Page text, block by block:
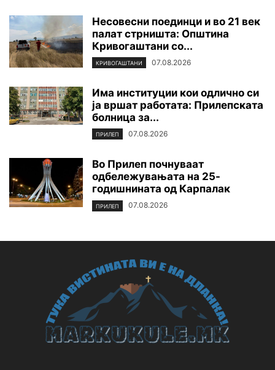
Несовесни поединци и во 21 век
палат стрништа: Општина
Кривогаштани со...
КРИВОГАШТАНИ 07.08.2026
Има институции кои одлично си
ја вршат работата: Прилепската
болница за...
ПРИЛЕП 07.08.2026
Во Прилеп почнуваат
одбележувањата на 25-
годишнината од Карпалак
ПРИЛЕП 07.08.2026